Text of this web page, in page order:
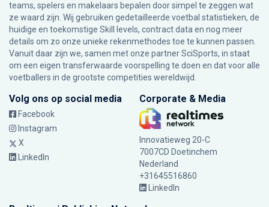
teams, spelers en makelaars bepalen door simpel te zeggen wat
ze waard zijn. Wij gebruiken gedetailleerde voetbal statistieken, de
huidige en toekomstige Skill levels, contract data en nog meer
details om zo onze unieke rekenmethodes toe te kunnen passen.
Vanuit daar zijn we, samen met onze partner SciSports, in staat
om een eigen transferwaarde voorspelling te doen en dat voor alle
voetballers in de grootste competities wereldwijd.
Volg ons op social media
Facebook
Instagram
X
LinkedIn
Corporate & Media
Innovatieweg 20-C
7007CD Doetinchem
Nederland
+31645516860
LinkedIn